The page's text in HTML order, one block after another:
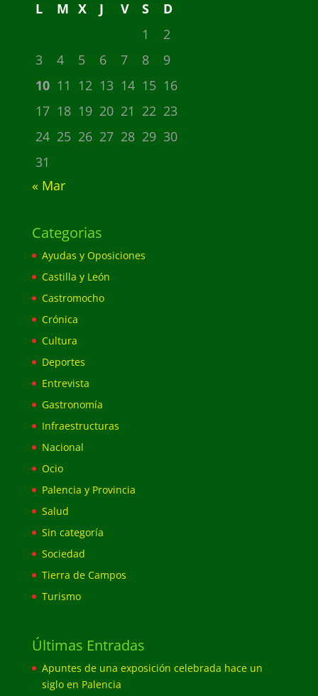
L M X J V S
D
1
2
3
4 5 6 7 8
9
10 11 12 13 14 15 16
17 18 19 20 21 22 23
24 25 26 27 28 29 30
31
« Mar
Categorias
Ayudas y Oposiciones
Castilla y León
Castromocho
Crónica
Cultura
Deportes
Entrevista
Gastronomía
Infraestructuras
Nacional
Ocio
Palencia y Provincia
Salud
Sin categoría
Sociedad
Tierra de Campos
Turismo
Últimas Entradas
Apuntes de una exposición celebrada hace un
siglo en Palencia